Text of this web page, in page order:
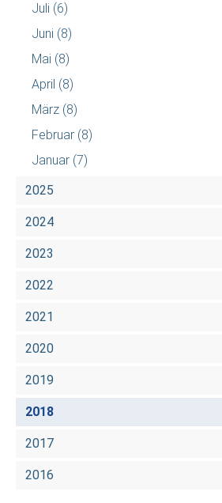
Juli (6)
Juni (8)
Mai (8)
April (8)
März (8)
Februar (8)
Januar (7)
2025
2024
2023
2022
2021
2020
2019
2018
2017
2016